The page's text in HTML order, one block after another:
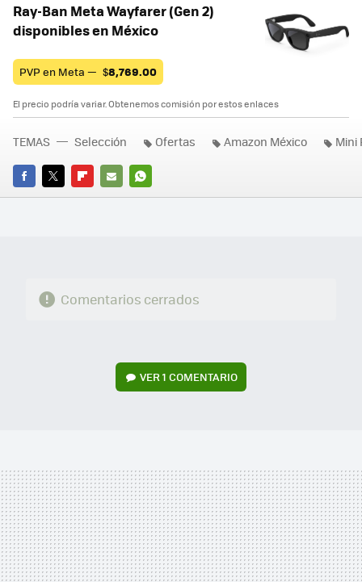
Ray-Ban Meta Wayfarer (Gen 2)
disponibles en México
PVP en Meta — $8,769.00
El precio podría variar. Obtenemos comisión por estos enlaces
FACEBOOK
TWITTERFLIPBOARD
E-
WHATSAPP
TEMAS Selección Ofertas Amazon México Mini
Comentarios cerrados
VER1 COMENTARIO